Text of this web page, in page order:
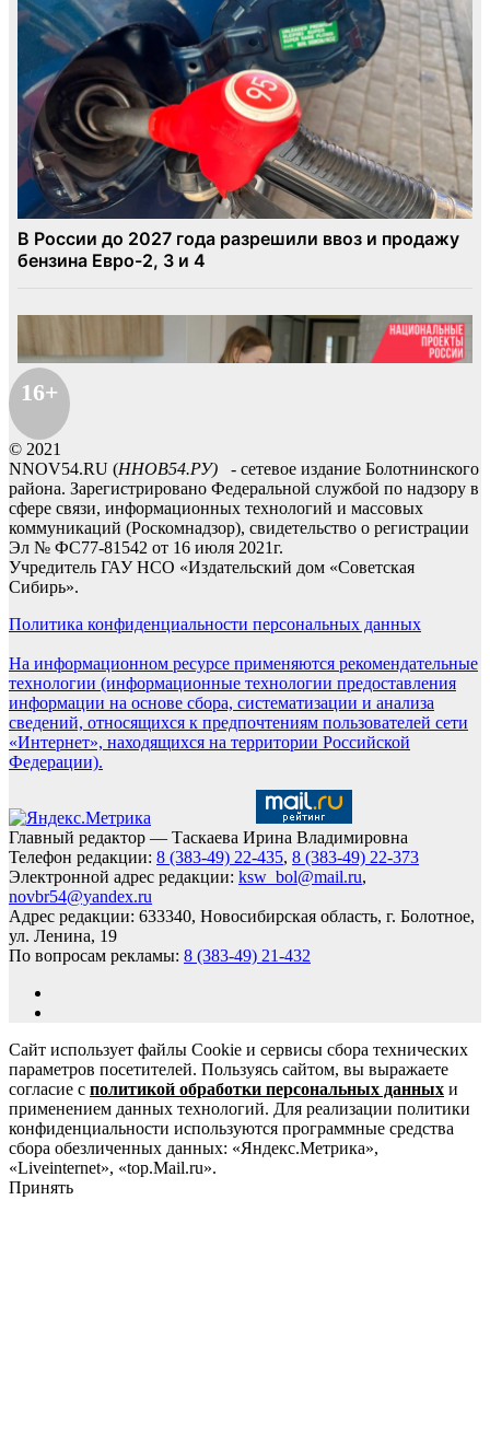
16+
© 2021
NNOV54.RU (ННОВ54.РУ) - сетевое издание Болотнинского
района. Зарегистрировано Федеральной службой по надзору в
сфере связи, информационных технологий и массовых
коммуникаций (Роскомнадзор), свидетельство о регистрации
Эл № ФС77-81542 от 16 июля 2021г.
Учредитель ГАУ НСО «Издательский дом «Советская
Сибирь».
Политика конфиденциальности персональных данных
На информационном ресурсе применяются рекомендательные
технологии (информационные технологии предоставления
информации на основе сбора, систематизации и анализа
сведений, относящихся к предпочтениям пользователей сети
«Интернет», находящихся на территории Российской
Федерации).
Главный редактор — Таскаева Ирина Владимировна
Телефон редакции: 8 (383-49) 22-435, 8 (383-49) 22-373
Электронной адрес редакции: ksw_bol@mail.ru,
novbr54@yandex.ru
Адрес редакции: 633340, Новосибирская область, г. Болотное,
ул. Ленина, 19
По вопросам рекламы: 8 (383-49) 21-432
Сайт использует файлы Cookie и сервисы сбора технических
параметров посетителей. Пользуясь сайтом, вы выражаете
согласие с политикой обработки персональных данных и
применением данных технологий. Для реализации политики
конфиденциальности используются программные средства
сбора обезличенных данных: «Яндекс.Метрика»,
«Liveinternet», «top.Mail.ru».
Принять